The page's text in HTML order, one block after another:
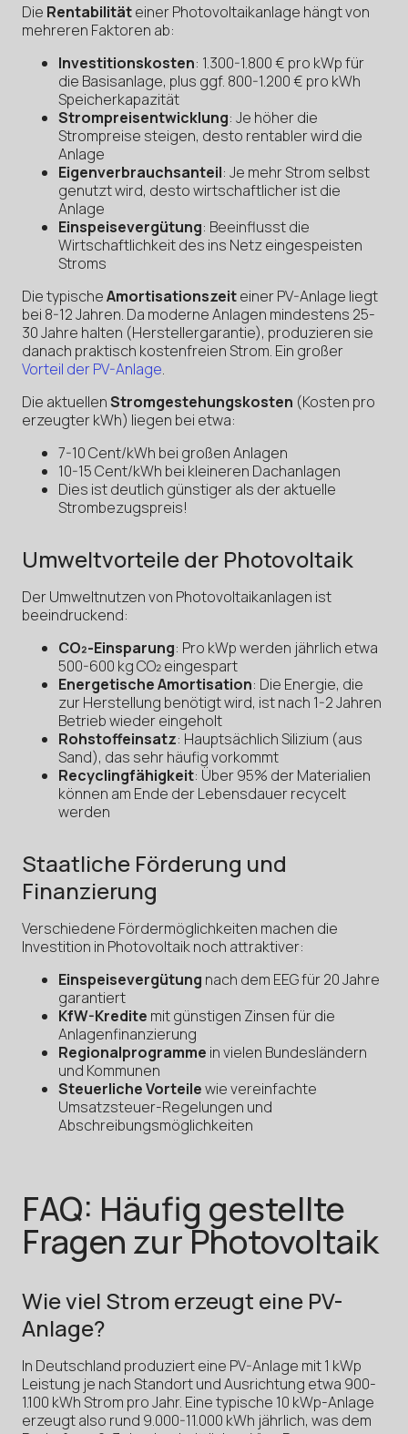
Die Rentabilitäteiner Photovoltaikanlage hängt von
mehreren Faktoren ab:
Investitionskosten: 1.300-1.800 € pro kWp für
die Basisanlage, plus ggf. 800-1.200 € pro kWh
Speicherkapazität
Strompreisentwicklung: Je höher die
Strompreise steigen, desto rentabler wird die
Anlage
Eigenverbrauchsanteil: Je mehr Strom selbst
genutzt wird, desto wirtschaftlicher ist die
Anlage
Einspeisevergütung: Beeinflusst die
Wirtschaftlichkeit des ins Netz eingespeisten
Stroms
Die typischeAmortisationszeiteiner PV-Anlage liegt
bei 8-12 Jahren. Da moderne Anlagen mindestens 25-
30 Jahre halten (Herstellergarantie), produzieren sie
danach praktisch kostenfreien Strom. Ein großer
Vorteil der PV-Anlage.
Die aktuellenStromgestehungskosten (Kosten pro
erzeugter kWh) liegen bei etwa:
7-10 Cent/kWh bei großen Anlagen
10-15 Cent/kWh bei kleineren Dachanlagen
Dies ist deutlich günstiger als der aktuelle
Strombezugspreis!
Umweltvorteile der Photovoltaik
Der Umweltnutzen von Photovoltaikanlagen ist
beeindruckend:
CO₂-Einsparung: Pro kWp werden jährlich etwa
500-600 kg CO₂ eingespart
Energetische Amortisation: Die Energie, die
zur Herstellung benötigt wird, ist nach 1-2 Jahren
Betrieb wieder eingeholt
Rohstoffeinsatz: Hauptsächlich Silizium (aus
Sand), das sehr häufig vorkommt
Recyclingfähigkeit: Über 95% der Materialien
können am Ende der Lebensdauer recycelt
werden
Staatliche Förderung und
Finanzierung
Verschiedene Fördermöglichkeiten machen die
Investition in Photovoltaik noch attraktiver:
Einspeisevergütung nach dem EEG für 20 Jahre
garantiert
KfW-Kredite mit günstigen Zinsen für die
Anlagenfinanzierung
Regionalprogramme in vielen Bundesländern
und Kommunen
Steuerliche Vorteilewie vereinfachte
Umsatzsteuer-Regelungen und
Abschreibungsmöglichkeiten
FAQ: Häufig gestellte
Fragen zur Photovoltaik
Wie viel Strom erzeugt eine PV-
Anlage?
In Deutschland produziert eine PV-Anlage mit 1 kWp
Leistung je nach Standort und Ausrichtung etwa 900-
1.100 kWh Strom pro Jahr. Eine typische 10 kWp-Anlage
erzeugt also rund 9.000-11.000 kWh jährlich, was dem